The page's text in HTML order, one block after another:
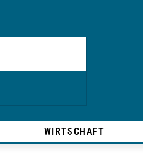
WIRTSCHAFT